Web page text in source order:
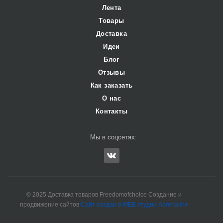
Лента
Товары
Доставка
Идеи
Блог
Отзывы
Как заказать
О нас
Контакты
Мы в соцсетях:
© 2025 Доставка товаров Freedomofchoice Создание и
продвижение сайтов Сайт создан в WEB студии Adrenaline